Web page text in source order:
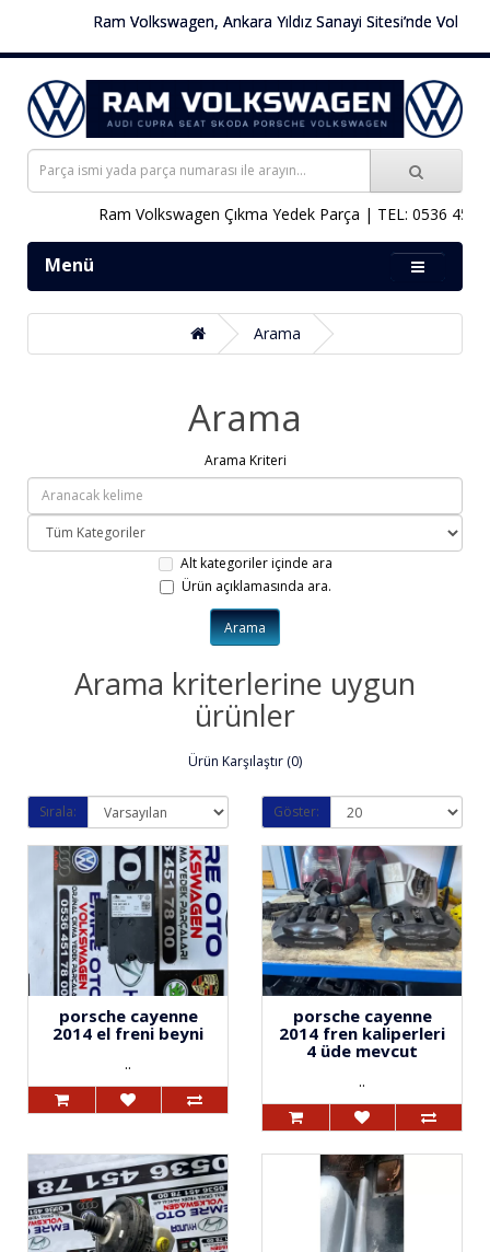
Ram Volkswagen, Ankara Yıldız Sanayi Sitesi’nde
Ram Volkswagen Çıkma Yedek Parça | TEL: 0536 451 78
Menü
Arama
Arama
Arama Kriteri
Alt kategoriler içinde ara
Ürün açıklamasında ara.
Arama kriterlerine uygun
ürünler
Ürün Karşılaştır (0)
Sırala: Göster:
porsche cayenne
2014 el freni beyni
..
porsche cayenne
2014 fren kaliperleri
4 üde mevcut
..